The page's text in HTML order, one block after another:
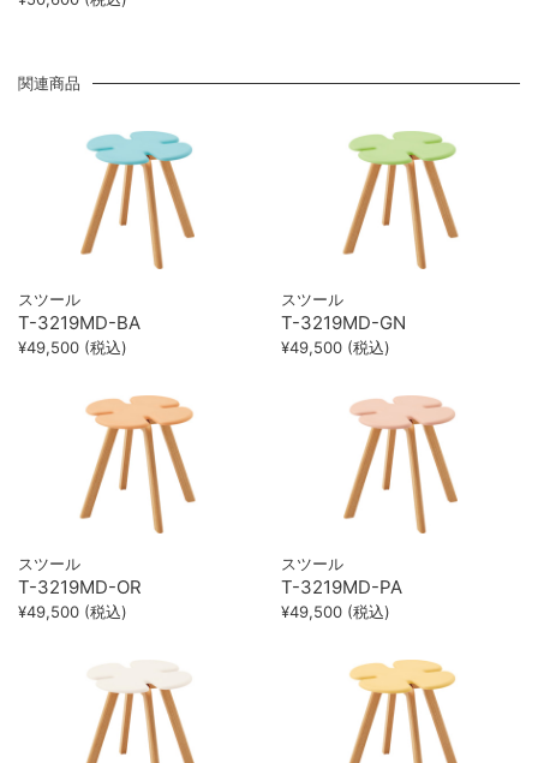
関連商品
スツール
T-3219MD-BA
¥49,500 (税込)
スツール
T-3219MD-GN
¥49,500 (税込)
スツール
T-3219MD-OR
¥49,500 (税込)
スツール
T-3219MD-PA
¥49,500 (税込)